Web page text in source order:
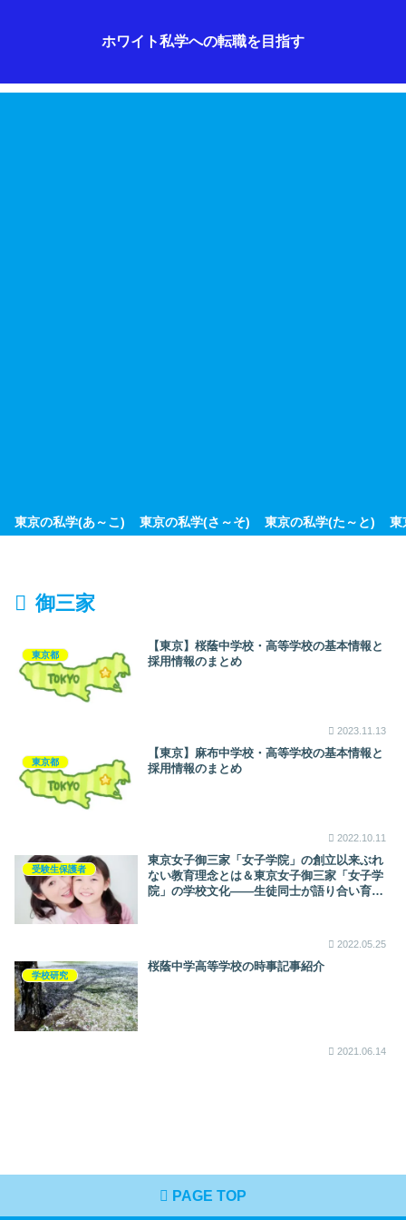
ホワイト私学への転職を目指す
東京の私学(あ～こ) 東京の私学(さ～そ) 東京の私学(た～と) 東
御三家
東京都
【東京】桜蔭中学校・高等学校の基本情報と
採用情報のまとめ
2023.11.13
東京都
【東京】麻布中学校・高等学校の基本情報と
採用情報のまとめ
2022.10.11
受験生保護者
東京女子御三家「女子学院」の創立以来ぶれ
ない教育理念とは＆東京女子御三家「女子学
院」の学校文化――生徒同士が語り合い育む
2022.05.25
学校研究
桜蔭中学高等学校の時事記事紹介
2021.06.14
PAGE TOP